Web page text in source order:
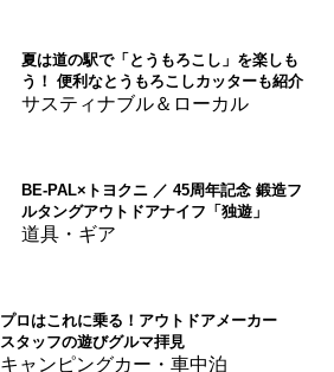
夏は道の駅で「とうもろこし」を楽しも
う！ 便利なとうもろこしカッターも紹介
サスティナブル＆ローカル
BE-PAL×トヨクニ ／ 45周年記念 鍛造フ
ルタングアウトドアナイフ「独遊」
道具・ギア
プロはこれに乗る！アウトドアメーカー
スタッフの遊びグルマ拝見
キャンピングカー・車中泊